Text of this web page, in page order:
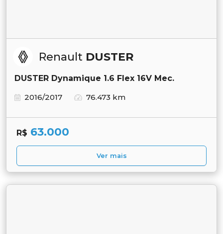
Renault DUSTER
DUSTER Dynamique 1.6 Flex 16V Mec.
2016/2017
76.473 km
R$ 63.000
Ver mais